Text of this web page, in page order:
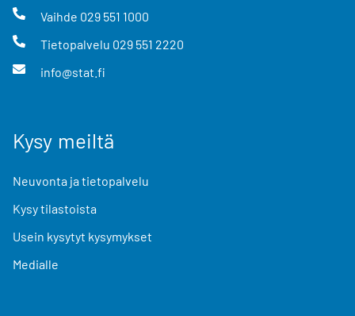
Vaihde 029 551 1000
Tietopalvelu 029 551 2220
info@stat.fi
Kysy meiltä
Neuvonta ja tietopalvelu
Kysy tilastoista
Usein kysytyt kysymykset
Medialle